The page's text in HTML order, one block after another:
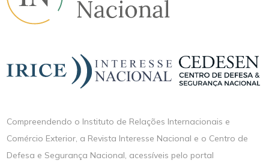
Compreendendo o Instituto de Relações Internacionais e
Comércio Exterior, a Revista Interesse Nacional e o Centro de
Defesa e Segurança Nacional, acessíveis pelo portal